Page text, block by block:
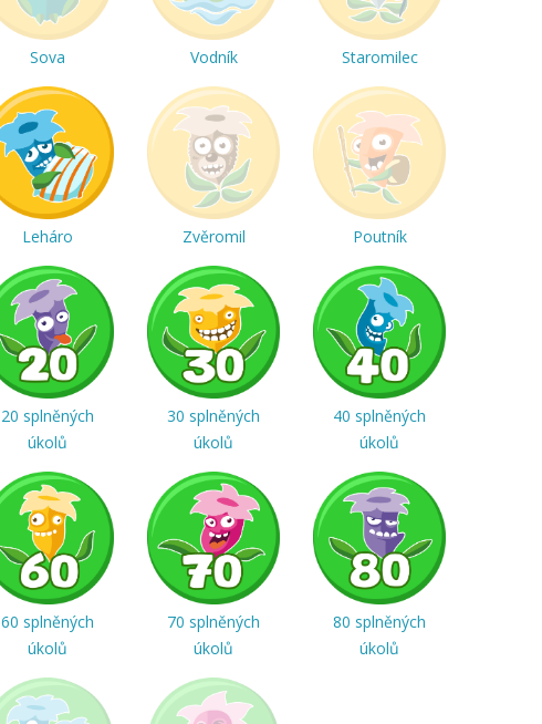
Sova Vodník Staromilec
Leháro Zvěromil Poutník
20 splněných
úkolů
30 splněných
úkolů
40 splněných
úkolů
60 splněných
úkolů
70 splněných
úkolů
80 splněných
úkolů